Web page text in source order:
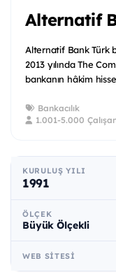
Alternatif
Alternatif Bank Türk
2013 yılında The
bankanın hâkim
Bankacılık
1.001-5.000
KURULUŞ YILI
1991
ÖLÇEK
Büyük Ölçekli
WEB SITESI